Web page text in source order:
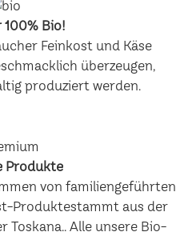
100% Bio!
Feinkost und Käse
überzeugen,
produziert werden.
Produkte
von familiengeführten
Produktestammt aus der
Toskana.. Alle unsere Bio-